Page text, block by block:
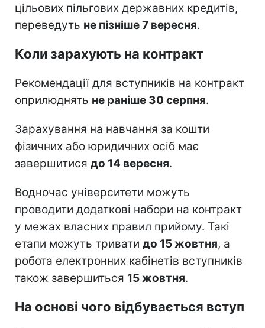
цільових пільгових державних кредитів,
переведуть не пізніше 7 вересня.
Коли зарахують на контракт
Рекомендації для вступників на контракт
оприлюднять не раніше 30 серпня.
Зарахування на навчання за кошти
фізичних або юридичних осіб має
завершитися до 14 вересня.
Водночас університети можуть
проводити додаткові набори на контракт
у межах власних правил прийому. Такі
етапи можуть тривати до 15 жовтня, а
робота електронних кабінетів вступників
також завершиться 15 жовтня.
На основі чого відбувається вступ